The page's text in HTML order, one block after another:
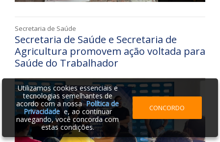
Secretaria de Saúde
Secretaria de Saúde e Secretaria de
Agricultura promovem ação voltada para
Saúde do Trabalhador
Utilizamos cookies essenciais e
tecnologias semelhantes de
acordo com a nossaPolítica de
Privacidadee, ao continuar
navegando, você concorda com
estas condições.
CONCORDO